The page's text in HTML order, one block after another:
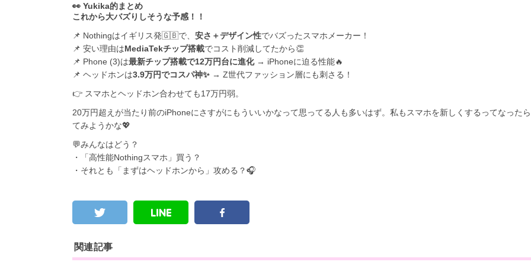
👀 Yukika的まとめ
これから大バズりしそうな予感！！
📌 Nothingはイギリス発🇬🇧で、 安さ＋デザイン性でバズったスマホメーカー！
📌 安い理由はMediaTekチップ搭載でコスト削減してたから👏
📌 Phone (3)は最新チップ搭載で12万円台に進化→ iPhoneに迫る性能🔥
📌 ヘッドホンは3.9万円でコスパ神✨ → Z世代ファッション層にも刺さる！
👉 スマホとヘッドホン合わせても17万円弱。
20万円超えが当たり前のiPhoneにさすがにもういいかなって思ってる人も多いはず。私もスマホを新しくするってなった
てみようかな💖
💬みんなはどう？
・「高性能Nothingスマホ」買う？
・それとも「まずはヘッドホンから」攻める？🎧
関連記事